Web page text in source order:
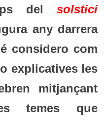
delsolstici
any darrera
considero com
explicatives les
mitjançant
temes que